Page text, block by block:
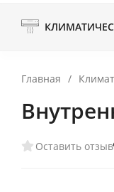
Главная /
Оставить отзыв